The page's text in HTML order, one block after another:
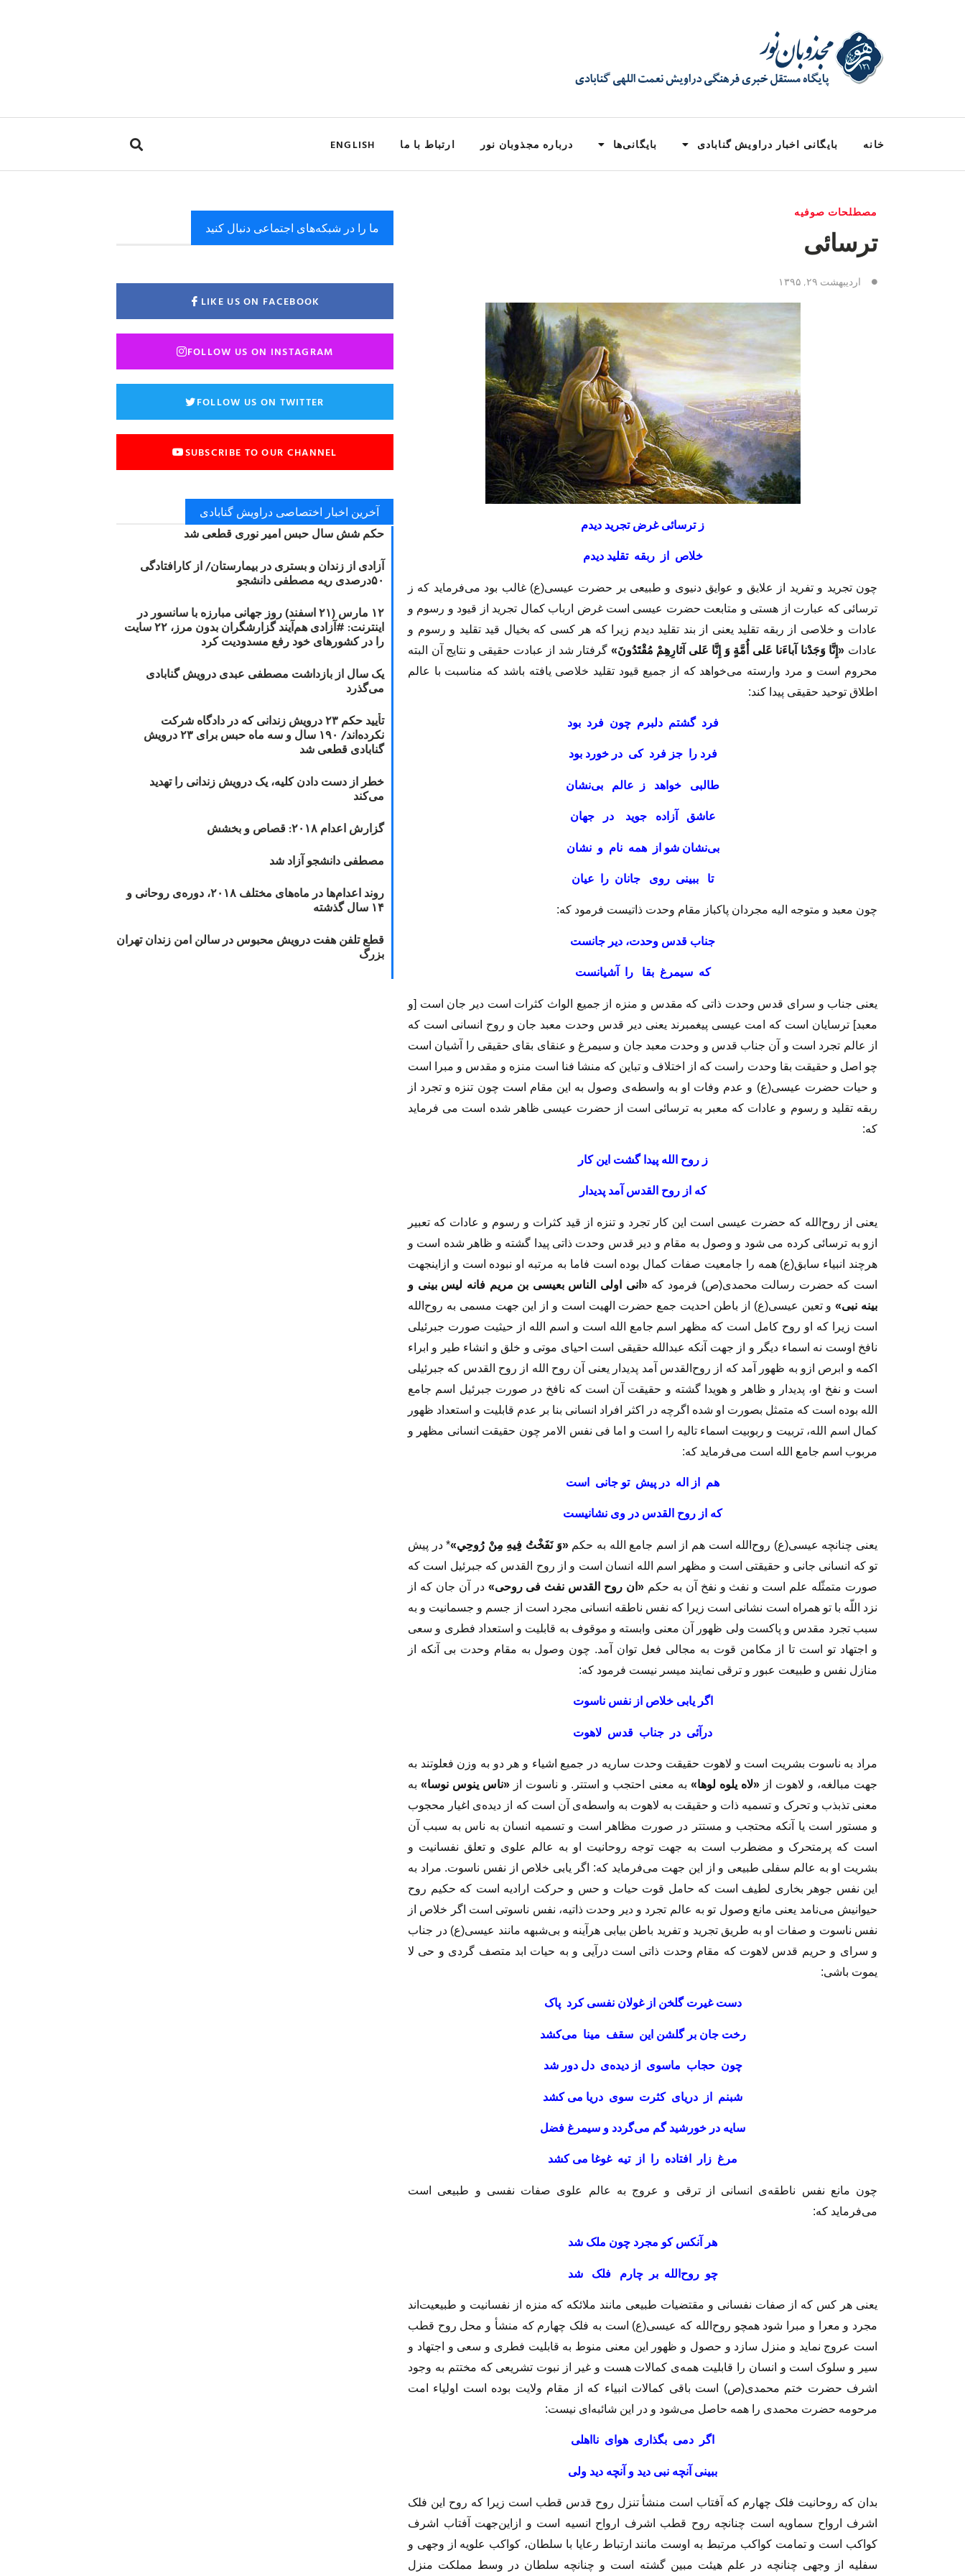
خانه بایگانی اخبار دراویش گنابادی بایگانی‌ها درباره مجذوبان نور ارتباط با ما ENGLISH
مصطلحات صوفیه
ترسائى‏
اردیبهشت ۲۹, ۱۳۹۵
ز ترسائى غرض تجريد ديدم‏
خلاص از ربقه تقليد ديدم
چون تجريد و تفريد از علايق و عوايق دنيوى و طبيعى بر حضرت عيسى(ع) غالب بود مى‏‌فرمايد كه ز
ترسائى كه عبارت از هستى و متابعت حضرت عيسى است غرض ارباب كمال تجريد از قيود و رسوم و
عادات و خلاصى از ربقه تقليد يعنى از بند تقليد ديدم زيرا كه هر كسى كه بخيال قيد تقليد و رسوم و
عادات‏ «إِنَّا وَجَدْنا آباءَنا عَلى‏ أُمَّةٍ وَ إِنَّا عَلى‏ آثارِهِمْ مُقْتَدُونَ» گرفتار شد از عبادت حقيقى و نتايج آن البته
محروم است و مرد وارسته مى‏‌خواهد كه از جميع قيود تقليد خلاصى يافته باشد كه مناسبت با عالم
اطلاق توحيد حقيقى پيدا كند:
فرد گشتم دلبرم چون فرد بود
فرد را جز فرد كى در خورد بود
طالبى خواهد ز عالم بى‏‌نشان
عاشق آزاده جويد در جهان
بى‌‏نشان شو از همه نام و نشان
تا ببينى روى جانان را عيان
چون معبد و متوجه اليه مجردان پاكباز مقام وحدت ذاتيست فرمود كه‏:
جناب قدس وحدت، دير جانست
كه سيمرغ بقا را آشيانست
يعنى جناب و سراى قدس وحدت ذاتى كه مقدس و منزه از جميع الواث كثرات است دير جان است [و
معبد] ترسايان است كه امت عيسى پيغمبرند يعنى دير قدس وحدت معبد جان و روح انسانى است كه
از عالم تجرد است و آن جناب قدس و وحدت معبد جان و سيمرغ و عنقاى بقاى حقيقى را آشيان است
چو اصل و حقيقت بقا وحدت راست كه از اختلاف و تباين كه منشا فنا است منزه و مقدس و مبرا است
و حيات حضرت عيسى(ع) و عدم وفات او به ‏واسطه‌ی وصول به اين مقام است چون تنزه و تجرد از
ربقه تقليد و رسوم و عادات كه معبر به ترسائى است از حضرت عيسى ظاهر شده است مى‏ فرمايد
كه‏:
ز روح‌ الله پيدا گشت اين كار
كه از روح القدس آمد پديدار
يعنى از روح‌الله كه حضرت عيسى است اين كار تجرد و تنزه از قيد كثرات و رسوم و عادات كه تعبير
ازو به ترسائى كرده مى‏ شود و وصول به مقام و دير قدس وحدت ذاتى پيدا گشته و ظاهر شده است و
هرچند انبياء سابق(ع) همه را جامعيت صفات كمال بوده است فاما به مرتبه او نبوده است و ازاين‏جهت
است كه حضرت رسالت محمدى(ص) فرمود كه «انى اولى الناس بعيسى بن مريم فانه ليس بينى و
بينه نبى»و تعين عيسى(ع) از باطن احديت جمع حضرت الهيت است و از اين جهت مسمى به روح‌الله
است زيرا كه او روح كامل است كه مظهر اسم جامع الله است و اسم الله از حيثيت صورت جبرئيلى
نافخ اوست نه اسماء ديگر و از جهت‏ آنكه عبدالله حقيقى است احياى موتى و خلق و انشاء طير و ابراء
اكمه و ابرص ازو به ظهور آمد كه از روح‌القدس آمد پديدار يعنى آن روح الله از روح القدس كه جبرئيلى
است و نفخ او، پديدار و ظاهر و هويدا گشته و حقيقت آن است كه نافخ در صورت جبرئيل اسم جامع
الله بوده است كه متمثل بصورت او شده اگرچه در اكثر افراد انسانى بنا بر عدم قابليت و استعداد ظهور
كمال اسم الله، تربيت و ربوبيت اسماء تاليه را است و اما فى نفس الامر چون حقيقت انسانى مظهر و
مربوب اسم جامع الله است مى‏‌فرمايد كه‏:
هم از اله در پيش تو جانى است
كه از روح القدس در وى نشانيست‏
يعنى چنانچه عيسى(ع) روح‌الله است هم از اسم جامع الله به حكم‏«وَ نَفَخْتُ فِيهِ مِنْ رُوحِي»* در پيش
تو كه انسانى جانى و حقيقتى است و مظهر اسم الله انسان است و از روح القدس كه جبرئيل است كه
صورت متمثّله علم است و نفث و نفخ آن به حكم «ان روح القدس نفث فى روحى» در آن جان كه از
نزد اللّه با تو همراه است نشانى است زيرا كه نفس ناطقه انسانى مجرد است از جسم و جسمانيت و به
سبب تجرد مقدس و پاكست ولى ظهور آن معنى وابسته و موقوف به قابليت و استعداد فطرى و سعى
و اجتهاد تو است تا از مكامن قوت به مجالى فعل توان آمد. چون وصول به مقام وحدت بى ‏آنكه از
منازل نفس و طبيعت عبور و ترقى نمايند ميسر نيست فرمود كه‏:
اگر يابى خلاص از نفس ناسوت
‏درآئى در جناب قدس لاهوت
مراد به ناسوت بشريت است و لاهوت حقيقت وحدت ساريه در جميع اشياء و هر دو به وزن فعلوتند به
جهت مبالغه، و لاهوت از«لاه يلوه لوها» به معنى احتجب و استتر. و ناسوت از «ناس ينوس نوسا»به
معنى تذبذب و تحرک و تسميه ذات و حقيقت به لاهوت به ‏واسطه‌ی آن است كه از ديده‌ی اغيار محجوب
و مستور است يا آنكه محتجب و مستتر در صورت مظاهر است و تسميه انسان به ناس به سبب آن
است كه پرمتحرک و مضطرب است به جهت توجه روحانيت او به عالم علوى و تعلق نفسانيت و
بشريت او به عالم سفلى طبيعى و از اين جهت مى‏‌فرمايد كه: اگر يابى خلاص از نفس ناسوت. مراد به
اين نفس جوهر بخارى لطيف است كه حامل قوت حيات و حس و حركت اراديه است كه حكيم روح
حيوانيش مى‏‌نامد يعنى مانع وصول تو به عالم تجرد و دير وحدت ذاتيه، نفس ناسوتى است اگر خلاص از
نفس ناسوت و صفات او به طريق تجريد و تفريد باطن بيابى هرآينه و بى‏‌شبهه مانند عيسى(ع) در جناب
و سراى و حريم قدس لاهوت كه مقام وحدت ذاتى است درآيى و به حيات ابد متصف گردى و حى لا
يموت باشى‏:
دست غيرت گلخن از غولان نفسى كرد پاک
رخت جان بر گلشن اين سقف مينا مى‏‌كشد
چون حجاب ماسوى از ديده‌ی دل دور شد
شبنم از درياى كثرت سوى دريا مى‏ كشد
سايه در خورشيد گم مى‏‌گردد و سيمرغ فضل
مرغ زار افتاده را از تيه غوغا مى‏ كشد
چون مانع نفس ناطقه‌ی انسانى از ترقى و عروج به عالم علوى صفات نفسى و طبيعى است
مى‏‌فرمايد كه‏:
هر آن‏كس كو مجرد چون ملک شد
چو روح‌الله بر چارم فلک شد
يعنى هر كس كه از صفات نفسانى و مقتضيات طبيعى مانند ملائكه كه منزه از نفسانيت و طبيعيت‌‏اند
مجرد و معرا و مبرا شود همچو روح‌الله كه عيسى(ع) است به فلک چهارم كه منشأ و محل روح قطب
است عروج نمايد و منزل سازد و حصول و ظهور اين معنى منوط به قابليت فطرى و سعى و اجتهاد و
سير و سلوک است و انسان را قابليت همه‌ی كمالات هست و غير از نبوت تشريعى كه مختتم به وجود
اشرف حضرت ختم محمدى(ص) است باقى كمالات انبياء كه از مقام ولايت بوده است اولياء امت
مرحومه حضرت محمدى را همه حاصل مى‏‌شود و در اين شائبه‏‌اى نيست‏:
اگر دمى بگذارى هواى نااهلى‏
ببينى آنچه نبى ديد و آنچه ديد ولى‏
بدان كه روحانيت فلک چهارم كه آفتاب است منشأ تنزل روح قدس قطب است زيرا كه روح اين فلک
اشرف ارواح سماويه است چنانچه روح قطب اشرف ارواح انسيه است و ازاين‏‌جهت آفتاب اشرف
كواكب است و تمامت كواكب مرتبط به اوست مانند ارتباط رعايا با سلطان، كواكب علويه از وجهى و
سفليه از وجهى چنانچه در علم هيئت مبين گشته است و چنانچه سلطان در وسط مملكت منزل
ما را در شبکه‌های اجتماعی دنبال کنید
LIKE US ON FACEBOOK
FOLLOW US ON INSTAGRAM
FOLLOW US ON TWITTER
SUBSCRIBE TO OUR CHANNEL
آخرین اخبار اختصاصی دراویش گنابادی
حکم شش سال حبس امیر نوری قطعی شد
آزادی از زندان و بستری در بیمارستان/ از کارافتادگی
۵۰درصدی ریه مصطفی دانشجو
۱۲ مارس (۲۱ اسفند) روز جهانی مبارزه با سانسور در
اینترنت: #آزادی هم‌آیند گزارشگران‌ بدون مرز، ۲۲ سایت
را در کشورهای خود رفع مسدودیت کرد
یک سال از بازداشت مصطفی عبدی درویش گنابادی
می‌گذرد
تأیید حکم ۲۳ درویش زندانی که در دادگاه شرکت
نکرده‌اند/ ۱۹۰ سال و سه ماه حبس برای ۲۳ درویش
گنابادی قطعی شد
خطر از دست دادن کلیه، یک درویش زندانی را تهدید
می‌کند
گزارش اعدام ۲۰۱۸: قصاص و بخشش
مصطفی دانشجو آزاد شد
روند اعدام‌ها در ماه‌های مختلف ۲۰۱۸، دوره‌ی روحانی و
۱۴ سال گذشته
قطع تلفن هفت درویش محبوس در سالن امن زندان تهران
بزرگ